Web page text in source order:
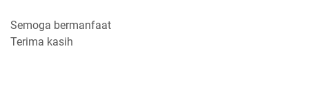
Semoga bermanfaat
Terima kasih